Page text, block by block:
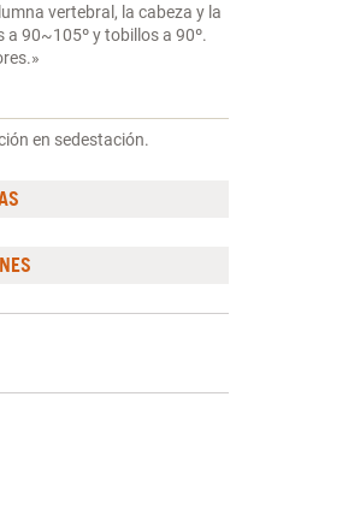
vertebral, la cabeza y la
a 90~105º y tobillos a 90º.
en sedestación.